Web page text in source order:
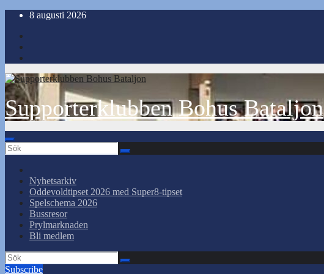
Hoppa
innehåll
8 augusti 2026
Supporterklubben Bohus Bataljon
Nyhetsarkiv
Oddevoldtipset 2026 med Super8-tipset
Spelschema 2026
Bussresor
Prylmarknaden
Bli medlem
Subscribe